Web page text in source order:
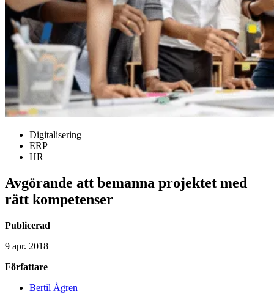
Digitalisering
ERP
HR
Avgörande att bemanna projektet med
rätt kompetenser
Publicerad
9 apr. 2018
Författare
Bertil Ågren